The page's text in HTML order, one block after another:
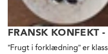
FRANSK KONFEKT -
”Frugt i forklædning” er